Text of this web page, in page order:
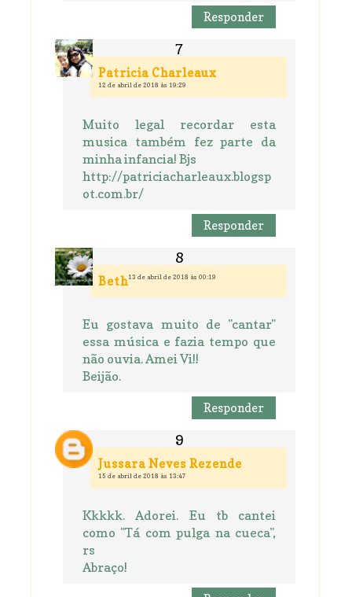
Responder
Patricia Charleaux
12 de abril de 2018 às 19:29
Muito legal recordar esta
musica também fez parte da
minha infancia! Bjs
http://patriciacharleaux.blogsp
ot.com.br/
Responder
Beth13 de abril de 2018 às 00:19
Eu gostava muito de "cantar"
essa música e fazia tempo que
não ouvia. Amei Vi!!
Beijão.
Responder
Jussara Neves Rezende
15 de abril de 2018 às 13:47
Kkkkk. Adorei. Eu tb cantei
como "Tá com pulga na cueca",
rs
Abraço!